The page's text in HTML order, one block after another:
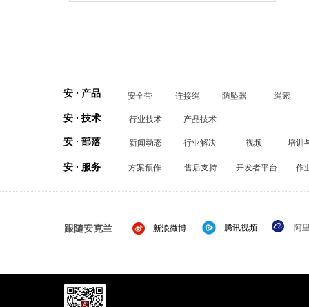
安全带 连接绳 防坠器 绳索
跟随安克兰 新浪微博 腾讯视频 阿
安 · 产品
安 · 技术
方案预作 售后支持 开发者平台 作
安 · 部落 新闻动态 行业解决 视频 培训
安 · 服务
行业技术 产品技术